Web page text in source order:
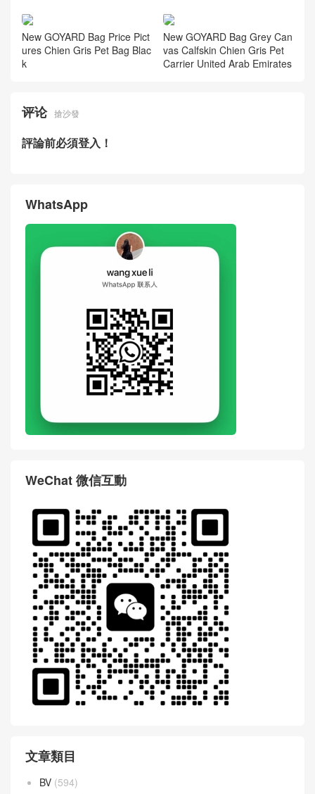
New GOYARD Bag Price Pict
ures Chien Gris Pet Bag Blac
k
New GOYARD Bag Grey Can
vas Calfskin Chien Gris Pet
Carrier United Arab Emirates
评论 搶沙發
評論前必須登入！
WhatsApp
WeChat 微信互動
文章類目
BV (594)